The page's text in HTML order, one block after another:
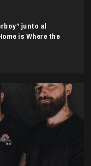
junto al
is Where the